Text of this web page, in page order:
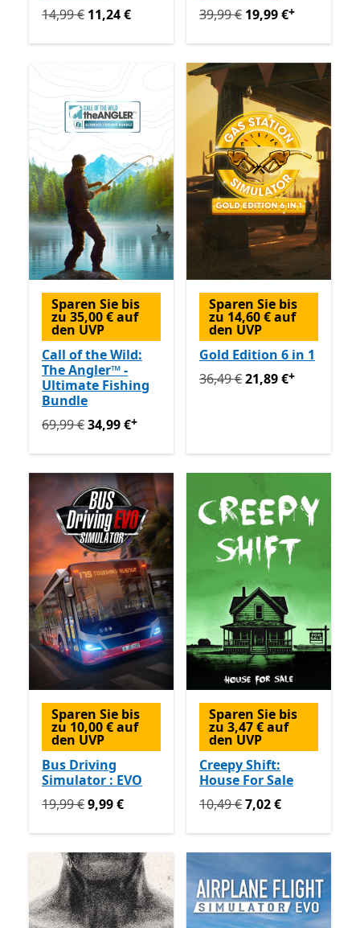
Ursprünglich 14,99 € jetzt 11,24 €
14,99 € 11,24 €
Ursprünglich 39,99 € jetzt
39,99 € 19,99 €+
Sparen Sie bis
zu 35,00 € auf
den UVP
Call of the Wild:
The Angler™ -
Ultimate Fishing
Bundle
Ursprünglich 69,99 € jetzt 34,99 €
69,99 €34,99 €+
Sparen Sie bis
zu 14,60 € auf
den UVP
Gold Edition 6 in 1
Ursprünglich 36,49 € jetzt
36,49 €21,89 €+
Sparen Sie bis
zu 10,00 € auf
den UVP
Bus Driving
Simulator : EVO
Ursprünglich 19,99 € jetzt 9,99 €
19,99 €9,99 €
Sparen Sie bis
zu 3,47 € auf
den UVP
Creepy Shift:
House For Sale
Ursprünglich 10,49 € jetzt
10,49 €7,02 €